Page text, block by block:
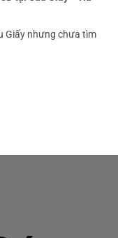
Giấy nhưng chưa tìm